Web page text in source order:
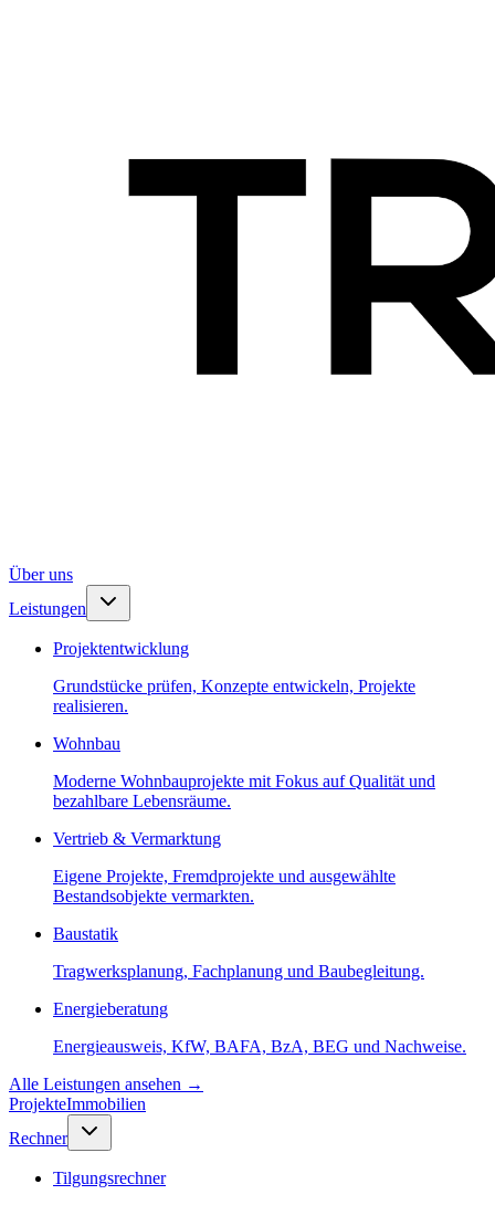
Über uns
Leistungen
Projektentwicklung
Grundstücke prüfen, Konzepte entwickeln, Projekte
realisieren.
Wohnbau
Moderne Wohnbauprojekte mit Fokus auf Qualität und
bezahlbare Lebensräume.
Vertrieb & Vermarktung
Eigene Projekte, Fremdprojekte und ausgewählte
Bestandsobjekte vermarkten.
Baustatik
Tragwerksplanung, Fachplanung und Baubegleitung.
Energieberatung
Energieausweis, KfW, BAFA, BzA, BEG und Nachweise.
Alle Leistungen ansehen →
ProjekteImmobilien
Rechner
Tilgungsrechner